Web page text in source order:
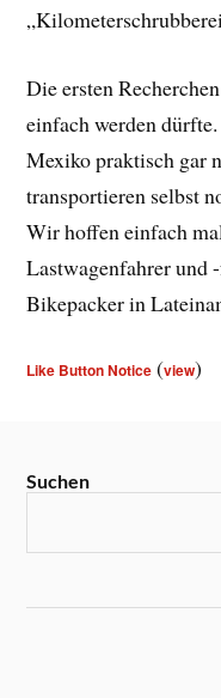
Die ersten
einfach werden
Mexiko praktisch gar
transportieren selbst
Wir hoffen einfach
Lastwagenfahrer und
Bikepacker in
Like Button Notice (view)
Suchen